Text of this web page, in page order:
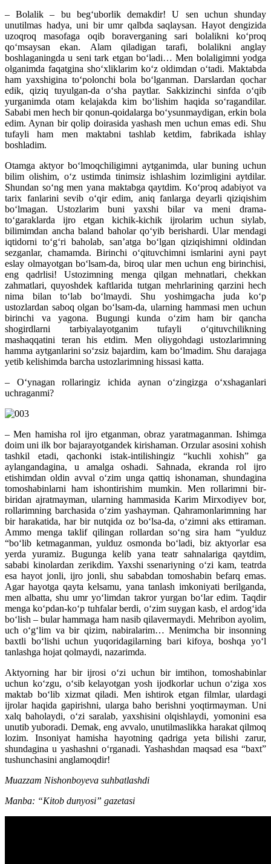
– Bolalik – bu beg‘uborlik demakdir! U sen uchun shunday
unutilmas hadya, uni bir umr qalbda saqlaysan. Hayot dengizida
uzoqroq masofaga oqib boraverganing sari bolalikni ko‘proq
qo‘msaysan ekan. Alam qiladigan tarafi, bolalikni anglay
boshlaganingda u seni tark etgan bo‘ladi… Men bolaligimni yodga
olganimda faqatgina sho‘xliklarim ko‘z oldimdan o‘tadi. Maktabda
ham yaxshigina to‘polonchi bola bo‘lganman. Darslardan qochar
edik, qiziq tuyulgan-da o‘sha paytlar. Sakkizinchi sinfda o‘qib
yurganimda otam kelajakda kim bo‘lishim haqida so‘ragandilar.
Sababi men hech bir qonun-qoidalarga bo‘ysunmaydigan, erkin bola
edim. Aynan bir qolip doirasida yashash men uchun emas edi. Shu
tufayli ham men maktabni tashlab ketdim, fabrikada ishlay
boshladim.
Otamga aktyor bo‘lmoqchiligimni aytganimda, ular buning uchun
bilim olishim, o‘z ustimda tinimsiz ishlashim lozimligini aytdilar.
Shundan so‘ng men yana maktabga qaytdim. Ko‘proq adabiyot va
tarix fanlarini sevib o‘qir edim, aniq fanlarga deyarli qiziqishim
bo‘lmagan. Ustozlarim buni yaxshi bilar va meni drama-
to‘garaklarda ijro etgan kichik-kichik ijrolarim uchun siylab,
bilimimdan ancha baland baholar qo‘yib berishardi. Ular mendagi
iqtidorni to‘g‘ri baholab, san’atga bo‘lgan qiziqishimni oldindan
sezganlar, chamamda. Birinchi o‘qituvchimni ismlarini ayni payt
eslay olmayotgan bo‘lsam-da, biroq ular men uchun eng birinchisi,
eng qadrlisi! Ustozimning menga qilgan mehnatlari, chekkan
zahmatlari, quyoshdek kaftlarida tutgan mehrlarining qarzini hech
nima bilan to‘lab bo‘lmaydi. Shu yoshimgacha juda ko‘p
ustozlardan saboq olgan bo‘lsam-da, ularning hammasi men uchun
birinchi va yagona. Bugungi kunda o‘zim ham bir qancha
shogirdlarni tarbiyalayotganim tufayli o‘qituvchilikning
mashaqqatini teran his etdim. Men oliygohdagi ustozlarimning
hamma aytganlarini so‘zsiz bajardim, kam bo‘lmadim. Shu darajaga
yetib kelishimda barcha ustozlarimning hissasi katta.
– O‘ynagan rollaringiz ichida aynan o‘zingizga o‘xshaganlari
uchraganmi?
– Men hamisha rol ijro etganman, obraz yaratmaganman. Ishimga
doim uni ilk bor bajarayotgandek kirishaman. Orzular asosini xohish
tashkil etadi, qachonki istak-intilishingiz “kuchli xohish” ga
aylangandagina, u amalga oshadi. Sahnada, ekranda rol ijro
etishimdan oldin avval o‘zim unga qattiq ishonaman, shundagina
tomoshabinlarni ham ishontirishim mumkin. Men rollarimni bir-
biridan ajratmayman, ularning hammasida Karim Mirxodiyev bor,
rollarimning barchasida o‘zim yashayman. Qahramonlarimning har
bir harakatida, har bir nutqida oz bo‘lsa-da, o‘zimni aks ettiraman.
Ammo menga taklif qilingan rollardan so‘ng sira ham “yulduz
“bo‘lib ketmaganman, yulduz osmonda bo‘ladi, biz aktyorlar esa
yerda yuramiz. Bugunga kelib yana teatr sahnalariga qaytdim,
sababi kinolardan zerikdim. Yaxshi ssenariyning o‘zi kam, teatrda
esa hayot jonli, ijro jonli, shu sababdan tomoshabin befarq emas.
Agar hayotga qayta kelsamu, yana tanlash imkoniyati berilganda,
men albatta, shu umr yo‘limdan takror yurgan bo‘lar edim. Taqdir
menga ko‘pdan-ko‘p tuhfalar berdi, o‘zim suygan kasb, el ardog‘ida
bo‘lish – bular hammaga ham nasib qilavermaydi. Mehribon ayolim,
uch o‘g‘lim va bir qizim, nabiralarim… Menimcha bir insonning
baxtli bo‘lishi uchun yuqoridagilarning bari kifoya, boshqa yo‘l
tanlashga hojat qolmaydi, nazarimda.
Aktyorning har bir ijrosi o‘zi uchun bir imtihon, tomoshabinlar
uchun ko‘zgu, o‘sib kelayotgan yosh ijodkorlar uchun o‘ziga xos
maktab bo‘lib xizmat qiladi. Men ishtirok etgan filmlar, ulardagi
ijrolar haqida gapirishni, ularga baho berishni yoqtirmayman. Uni
xalq baholaydi, o‘zi saralab, yaxshisini olqishlaydi, yomonini esa
unutib yuboradi. Demak, eng avvalo, unutilmaslikka harakat qilmoq
lozim. Insoniyat hamisha hayotning qadriga yeta bilishi zarur,
shundagina u yashashni o‘rganadi. Yashashdan maqsad esa “baxt”
tushunchasini anglamoqdir!
Muazzam Nishonboyeva suhbatlashdi
Manba: “Kitob dunyosi” gazetasi